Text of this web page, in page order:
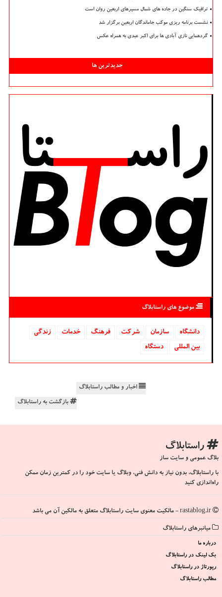
ترافیک سنگین در جاده های شمال مسیرهای اربعین روان است
نشست برنامه ریزی موکب جاماندگان اربعین برگزار شد
گردهمایی نازی آبادی ها برای اکبر عبدی به همراه عکس
جدیدترین ها
موضوع های راستابلاگ
دانشگاه‌ سازمان شركت فرهنگ خدمات
زندگی
بین المللی
دستگاه
اخبار و مطالب راستابلاگ
بازگشت به راستابلاگ
راستابلاگ
بلاگ عمومی و سایت ساز
با راستابلاگ، بدون نیاز به دانش فنی، وبلاگ یا سایت خود را در کمترین زمان ممکن
راه‌اندازی کنید
میانبرهای راستابلاگ
درباره ما
بک لینک در راستابلاگ
رپورتاژ در راستابلاگ
مطالب راستابلاگ